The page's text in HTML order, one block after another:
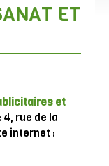
ET
et
: 4, rue de la
internet :